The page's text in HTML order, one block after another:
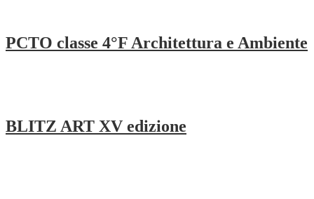
PCTO classe 4°F Architettura e Ambiente
BLITZ ART XV edizione